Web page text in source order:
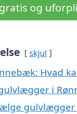
og
skjul
Hvad
i
gulvlægger